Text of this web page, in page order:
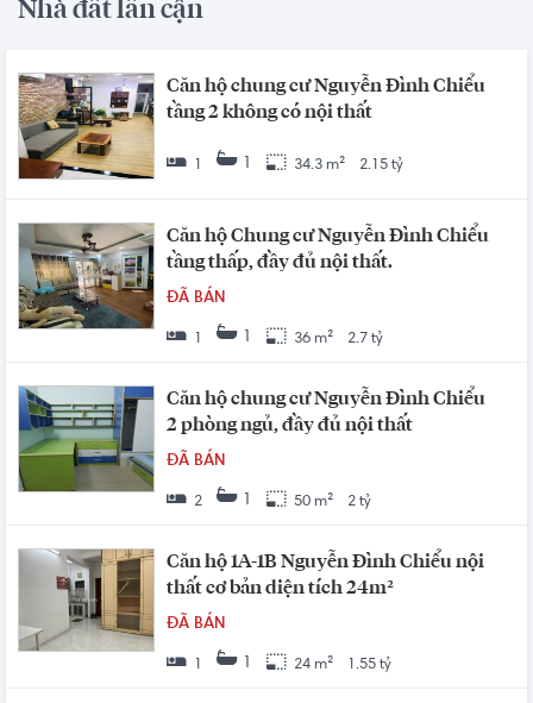
Nhà đất lân cận
Căn hộ chung cư Nguyễn Đình Chiểu
tầng 2 không có nội thất
1 34.3 m² 2.15 tỷ
Căn hộ Chung cư Nguyễn Đình Chiểu
tầng thấp, đầy đủ nội thất.
ĐÃ BÁN
1 36 m² 2.7 tỷ
Căn hộ chung cư Nguyễn Đình Chiểu
2 phòng ngủ, đầy đủ nội thất
ĐÃ BÁN
2 1 50 m² 2 tỷ
Căn hộ 1A-1B Nguyễn Đình Chiểu nội
thất cơ bản diện tích 24m²
ĐÃ BÁN
1 24 m² 1.55 tỷ